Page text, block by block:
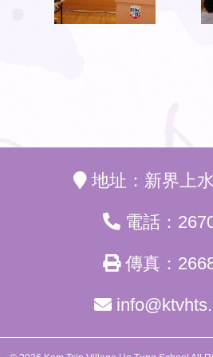
地址：新界上水
電話：
傳真：